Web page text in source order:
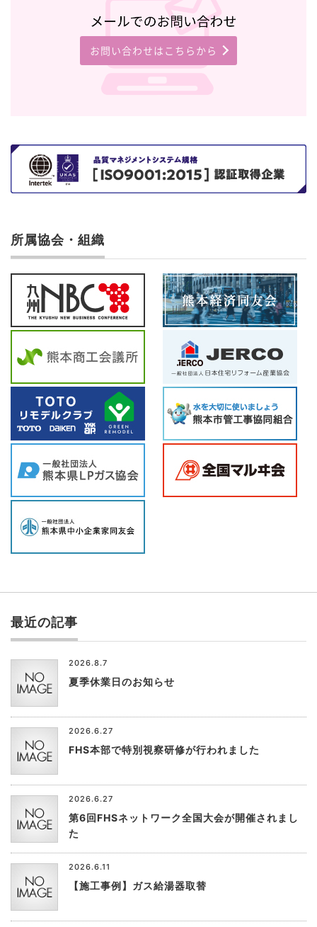
お問い合わせはこちらから
所属協会・組織
最近の記事
2026.8.7
夏季休業日のお知らせ
2026.6.27
FHS本部で特別視察研修が行われました
2026.6.27
第6回FHSネットワーク全国大会が開催されまし
た
2026.6.11
【施工事例】ガス給湯器取替